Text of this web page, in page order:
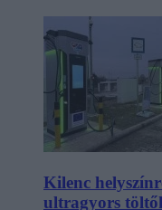
Kilenc
ultragyors